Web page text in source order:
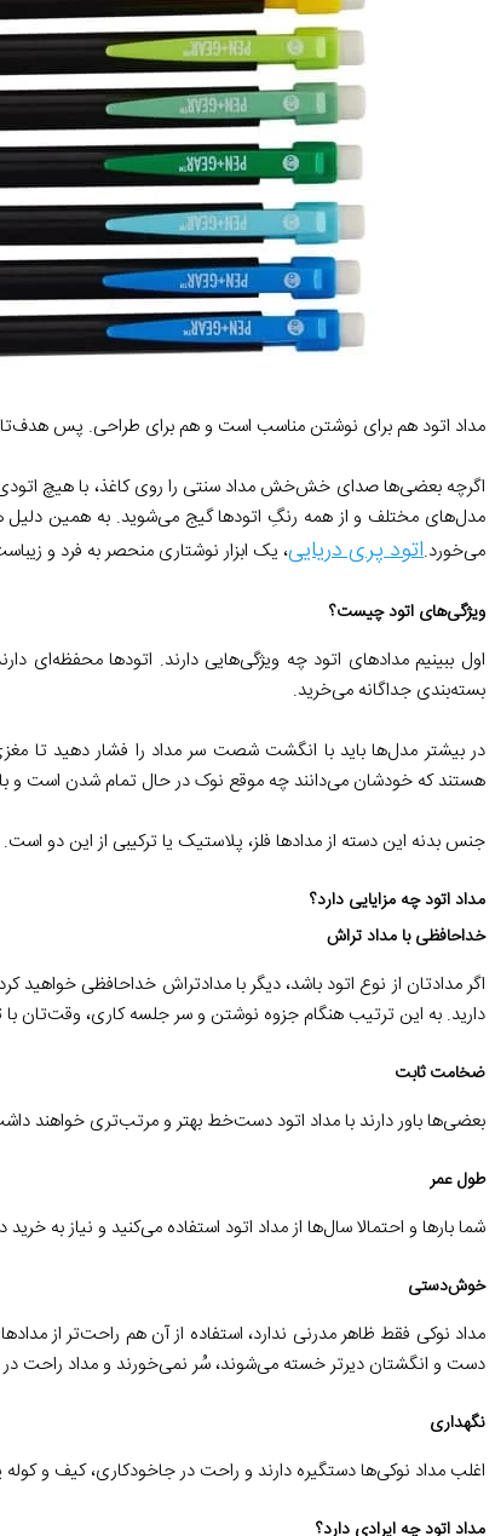
مداد اتود هم برای نوشتن مناسب است و هم برای طراحی. پس هدف‌تان
اگرچه بعضی‌ها صدای خش‌خش مداد سنتی را روی کاغذ، با هیچ اتودی
مدل‌های مختلف و از همه رنگِ اتودها گیج می‌شوید. به همین دلیل
می‌خورد.اتود پری دریایی، یک ابزار نوشتاری منحصر به فرد و
ویژگی‌های اتود چیست؟
اول ببینیم مدادهای اتود چه ویژگی‌هایی دارند. اتودها محفظه‌ای
بسته‌بندی جداگانه می‌خرید.
در بیشتر مدل‌ها باید با انگشت شصت سر مداد را فشار دهید تا
هستند که خودشان می‌دانند چه موقع نوک در حال تمام شدن است و
جنس بدنه‌ این دسته از مدادها فلز، پلاستیک یا ترکیبی از این دو
مداد اتود چه مزایایی دارد؟
خداحافظی با مداد تراش
اگر مدادتان از نوع اتود باشد، دیگر با مدادتراش خداحافظی
دارید. به این ترتیب هنگام جزوه نوشتن و سر جلسه کاری، وقت‌تان
ضخامت ثابت
بعضی‌ها باور دارند با مداد اتود دست‌خط بهتر و مرتب‌تری
طول عمر
شما بارها و احتمالا سال‌ها از مداد اتود استفاده می‌کنید و نیاز به
خوش‌دستی
مداد نوکی فقط ظاهر مدرنی ندارد، استفاده از آن هم راحت‌تر
دست و انگشتان دیرتر خسته می‌شوند، سُر نمی‌خورند و مداد راحت
نگهداری
اغلب مداد نوکی‌ها دستگیره دارند و راحت در جاخودکاری، کیف و
مداد اتود چه ایرادی دارد؟